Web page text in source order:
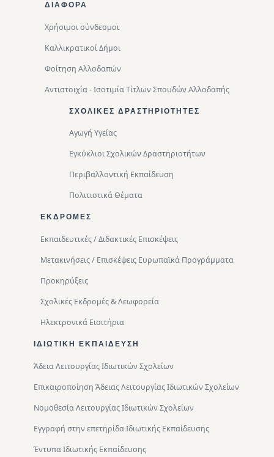
ΔΙΑΦΟΡΑ
Χρήσιμοι σύνδεσμοι
Καλλικρατικοί Δήμοι
Φοίτηση Αλλοδαπών
Αντιστοιχία - Ισοτιμία Τίτλων Σπουδών Αλλοδαπής
ΣΧΟΛΙΚΈΣ ΔΡΑΣΤΗΡΙΌΤΗΤΕΣ
Αγωγή Υγείας
Εγκύκλιοι Σχολικών Δραστηριοτήτων
Περιβαλλοντική Eκπαίδευση
Πολιτιστικά Θέματα
ΕΚΔΡΟΜΈΣ
Εκπαιδευτικές / Διδακτικές Επισκέψεις
Μετακινήσεις / Επισκέψεις Ευρωπαϊκά Προγράμματα
Προκηρύξεις
Σχολικές Εκδρομές & Λεωφορεία
Ηλεκτρονικά Εισιτήρια
ΙΔΙΩΤΙΚΉ ΕΚΠΑΊΔΕΥΣΗ
Άδεια Λειτουργίας Ιδιωτικών Σχολείων
Επικαιροποίηση Άδειας Λειτουργίας Ιδιωτικών Σχολείων
Νομοθεσία Λειτουργίας Ιδιωτικών Σχολείων
Εγγραφή στην επετηρίδα Ιδιωτικής Εκπαίδευσης
Έντυπα Ιδιωτικής Εκπαίδευσης